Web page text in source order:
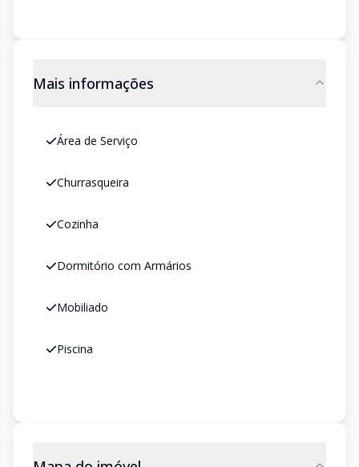
Mais informações
Área de Serviço
Churrasqueira
Cozinha
Dormitório com Armários
Mobiliado
Piscina